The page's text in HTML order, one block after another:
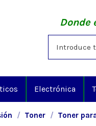
Donde
Electrónica
Toner Toner